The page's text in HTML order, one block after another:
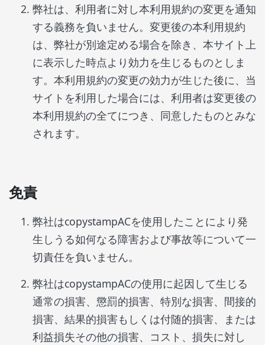
弊社は、利用者に対し本利用規約の変更を通知
する義務を負いません。変更後の本利用規約
は、弊社が別途定める場合を除き、本サイト上
に表示した時点より効力を生じるものとしま
す。本利用規約の変更の効力が生じた後に、当
サイトを利用した場合には、利用者は変更後の
本利用規約の全てにつき、同意したものとみな
されます。
免責
弊社はcopystampACを使用したことにより発
生しうる如何なる障害および事故等について一
切責任を負いません。
弊社はcopystampACの使用に起因して生じる
通常の損害、懲罰的損害、特別な損害、間接的
損害、結果的損害もしくは付随的損害、または
利益損失その他の損害、コスト、損失に対し